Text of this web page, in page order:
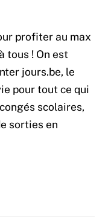
profiter au max
tous ! On est
jours.be, le
pour tout ce qui
scolaires,
sorties en